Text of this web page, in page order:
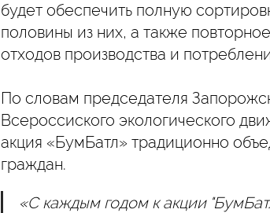
будет обеспечить полную
половины из них, а также
отходов производства и
По словам председателя
Всероссиского экологического
акция «БумБатл» традиционно
граждан.
«С каждым годом к акции